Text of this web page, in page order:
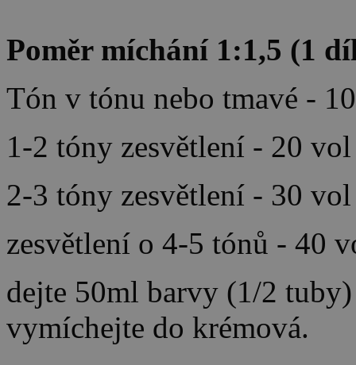
Poměr míchání 1:1,5 (1
Tón v tónu nebo tmavé -
1-2 tóny zesvětlení - 20
2-3 tóny zesvětlení - 30
zesvětlení o 4-5 tónů - 40
dejte 50ml barvy (1/2
vymíchejte do krémová.